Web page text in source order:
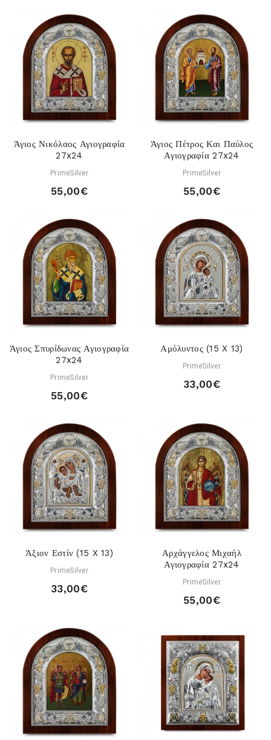
Άγιος Νικόλαος Αγιογραφία
27x24
PrimeSilver
55,00€
Άγιος Πέτρος Και Παύλος
Αγιογραφία 27x24
PrimeSilver
55,00€
Άγιος Σπυρίδωνας Αγιογραφία
27x24
PrimeSilver
55,00€
Αμόλυντος (15 X 13)
PrimeSilver
33,00€
Άξιον Εστίν (15 X 13)
PrimeSilver
33,00€
Αρχάγγελος Μιχαήλ
Αγιογραφία 27x24
PrimeSilver
55,00€